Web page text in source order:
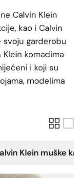
Calvin Klein
kao i Calvin
svoju garderobu
komadima
i koji su
modelima
Klein muške